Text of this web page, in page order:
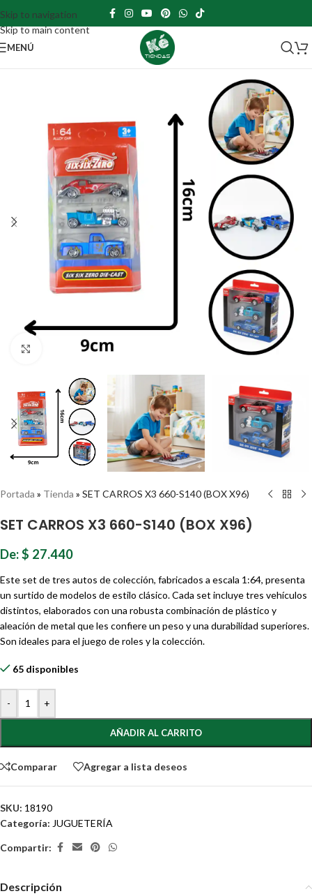
Skip to navigation
Skip to main content
MENÚ
Haz clic para ampliar
Portada » Tienda » SET CARROS X3 660-S140 (BOX X96)
SET CARROS X3 660-S140 (BOX X96)
De:$ 27.440
Este set de tres autos de colección, fabricados a escala 1:64, presenta
un surtido de modelos de estilo clásico. Cada set incluye tres vehículos
distintos, elaborados con una robusta combinación de plástico y
aleación de metal que les confiere un peso y una durabilidad superiores.
Son ideales para el juego de roles y la colección.
65 disponibles
- +
AÑADIR AL CARRITO
Comparar Agregar a lista deseos
SKU: 18190
Categoría: JUGUETERÍA
Compartir:
Descripción